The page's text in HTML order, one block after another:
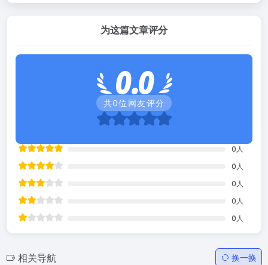
为这篇文章评分
0.0
共0位网友评分
0 人
0 人
0 人
0 人
0 人
相关导航 换一换